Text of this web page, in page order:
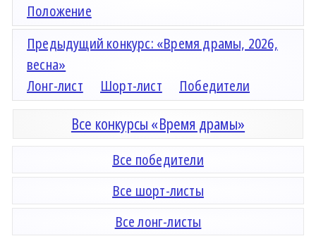
Положение
Предыдущий конкурс: «Время драмы, 2026,
весна»
Лонг-лист
Шорт-лист Победители
Все конкурсы «Время драмы»
Все победители
Все шорт-листы
Все лонг-листы